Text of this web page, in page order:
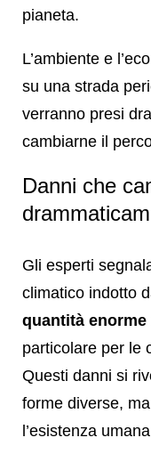
pianeta.
L’ambiente e
su una strada
verranno presi
cambiarne il
Danni che
Gli esperti
climatico indotto
quantità
particolare per le
Questi danni si
forme diverse,
l’esistenza